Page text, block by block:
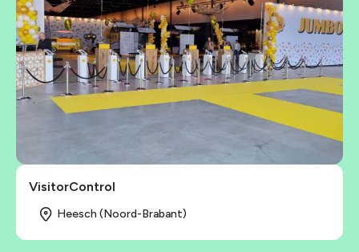
VisitorControl
Heesch (Noord-Brabant)